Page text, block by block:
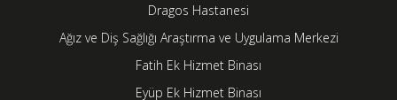
Dragos Hastanesi
Ağız ve Diş Sağlığı Araştırma ve Uygulama Merkezi
Fatih Ek Hizmet Binası
Eyüp Ek Hizmet Binası